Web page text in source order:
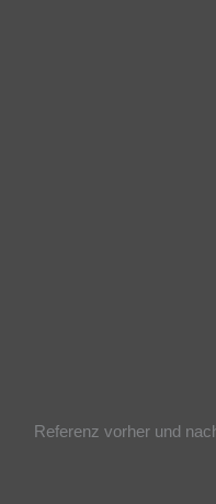
Referenz vorher und